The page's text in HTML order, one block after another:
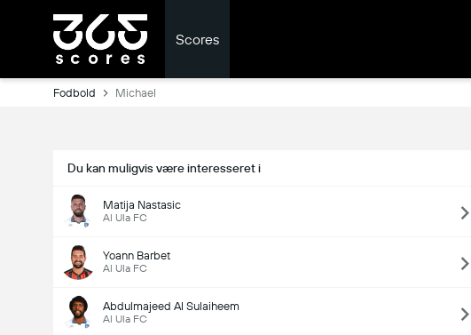
Scores
Fodbold Michael
Du kan muligvis være interesseret i
Matija Nastasic
Al Ula FC
Yoann Barbet
Al Ula FC
Abdulmajeed Al Sulaiheem
Al Ula FC